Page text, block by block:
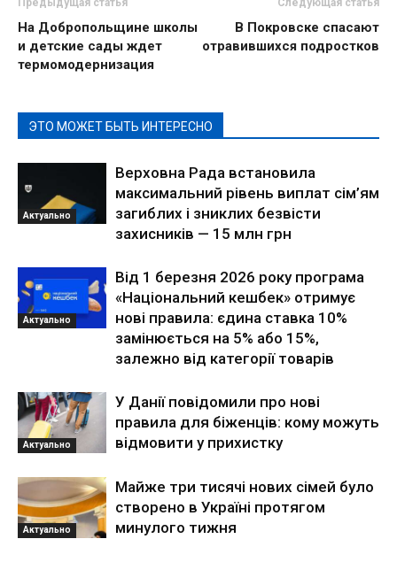
Предыдущая статья
На Добропольщине школы
и детские сады ждет
термомодернизация
Следующая статья
В Покровске спасают
отравившихся подростков
ЭТО МОЖЕТ БЫТЬ ИНТЕРЕСНО
Актуально
Верховна Рада встановила
максимальний рівень виплат сім’ям
загиблих і зниклих безвісти
захисників — 15 млн грн
Актуально
Від 1 березня 2026 року програма
«Національний кешбек» отримує
нові правила: єдина ставка 10%
замінюється на 5% або 15%,
залежно від категорії товарів
Актуально
У Данії повідомили про нові
правила для біженців: кому можуть
відмовити у прихистку
Актуально
Майже три тисячі нових сімей було
створено в Україні протягом
минулого тижня